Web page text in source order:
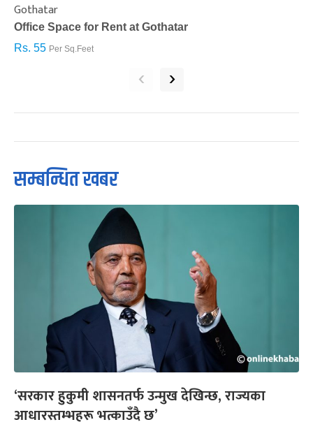
Gothatar
Office Space for Rent at Gothatar
Rs. 55 Per Sq.Feet
‹ ›
सम्बन्धित खबर
‘सरकार हुकुमी शासनतर्फ उन्मुख देखिन्छ, राज्यका
आधारस्तम्भहरू भत्काउँदै छ’